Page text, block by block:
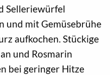
Selleriewürfel
und mit Gemüsebrühe
aufkochen. Stückige
und Rosmarin
bei geringer Hitze